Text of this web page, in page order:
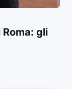
gli